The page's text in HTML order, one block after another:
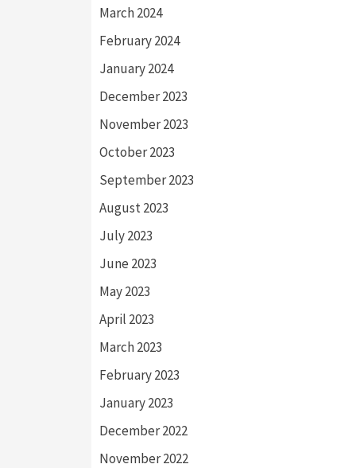
March 2024
February 2024
January 2024
December 2023
November 2023
October 2023
September 2023
August 2023
July 2023
June 2023
May 2023
April 2023
March 2023
February 2023
January 2023
December 2022
November 2022